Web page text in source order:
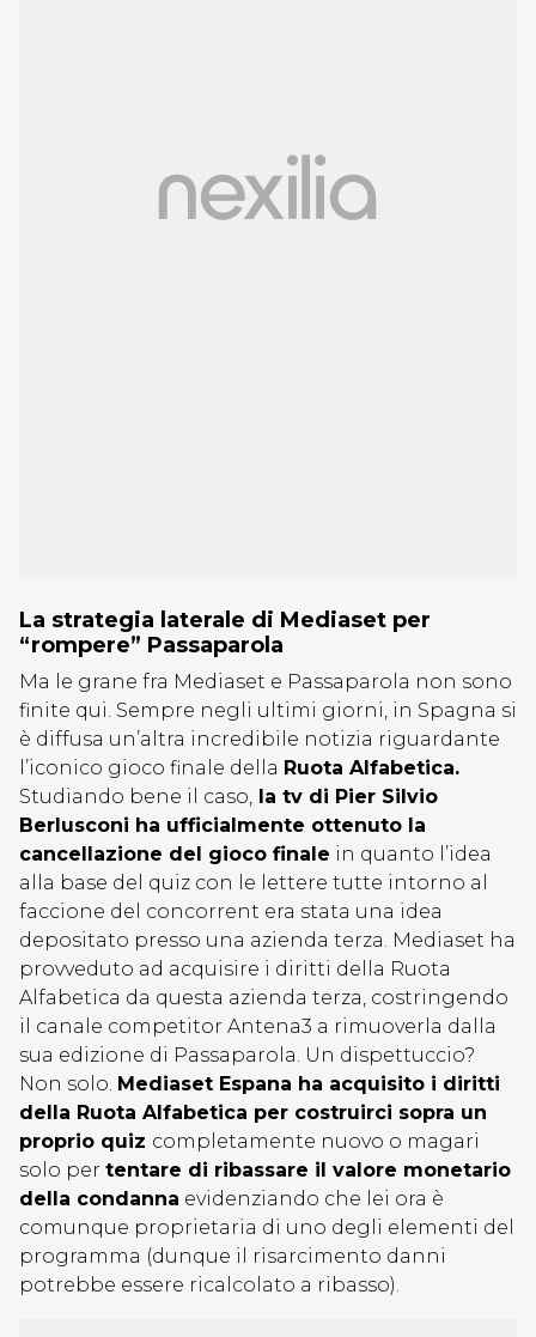
La strategia laterale di Mediaset per
“rompere” Passaparola
Ma le grane fra Mediaset e Passaparola non sono
finite qui. Sempre negli ultimi giorni, in Spagna si
è diffusa un’altra incredibile notizia riguardante
l’iconico gioco finale della Ruota Alfabetica.
Studiando bene il caso, la tv di Pier Silvio
Berlusconi ha ufficialmente ottenuto la
cancellazione del gioco finale in quanto l’idea
alla base del quiz con le lettere tutte intorno al
faccione del concorrent era stata una idea
depositato presso una azienda terza. Mediaset ha
provveduto ad acquisire i diritti della Ruota
Alfabetica da questa azienda terza, costringendo
il canale competitor Antena3 a rimuoverla dalla
sua edizione di Passaparola. Un dispettuccio?
Non solo. Mediaset Espana ha acquisito i diritti
della Ruota Alfabetica per costruirci sopra un
proprio quiz completamente nuovo o magari
solo per tentare di ribassare il valore monetario
della condanna evidenziando che lei ora è
comunque proprietaria di uno degli elementi del
programma (dunque il risarcimento danni
potrebbe essere ricalcolato a ribasso).